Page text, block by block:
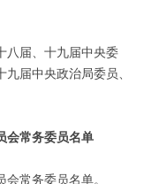
八届、十九届中央委
届中央政治局委员、
会常务委员名单
常务委员名单。